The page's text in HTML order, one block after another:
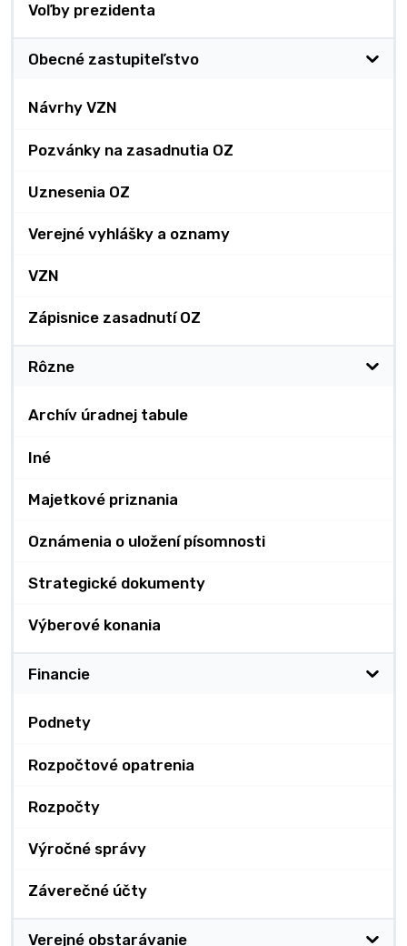
Voľby prezidenta
Obecné zastupiteľstvo
Návrhy VZN
Pozvánky na zasadnutia OZ
Uznesenia OZ
Verejné vyhlášky a oznamy
VZN
Zápisnice zasadnutí OZ
Rôzne
Archív úradnej tabule
Iné
Majetkové priznania
Oznámenia o uložení písomnosti
Strategické dokumenty
Výberové konania
Financie
Podnety
Rozpočtové opatrenia
Rozpočty
Výročné správy
Záverečné účty
Verejné obstarávanie